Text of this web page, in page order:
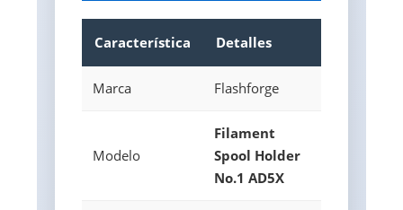
Característica Detalles
Marca Flashforge
Modelo
Filament
Spool Holder
No.1 AD5X